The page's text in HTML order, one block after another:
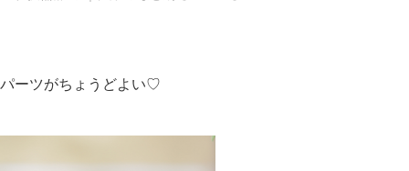
ーツがちょうどよい♡